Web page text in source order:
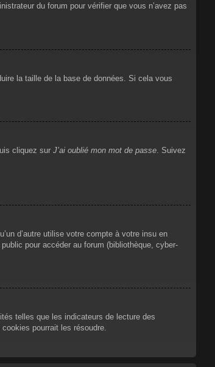
du forum pour vérifier que vous n’avez pas
la taille de la base de données. Si cela vous
cliquez sur J’ai oublié mon mot de passe. Suivez
d’autre utilise votre compte à votre insu en
pour accéder au forum (bibliothèque, cyber-
telles que les indicateurs de lecture des
pourrait les résoudre.